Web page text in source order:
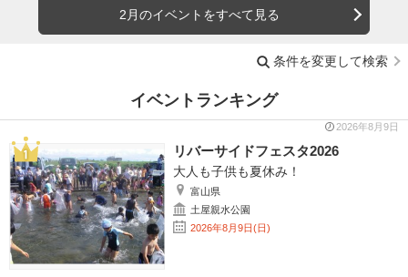
2月のイベントをすべて見る
条件を変更して検索
イベントランキング
2026年8月9日
リバーサイドフェスタ2026
大人も子供も夏休み！
富山県
土屋親水公園
2026年8月9日(日)